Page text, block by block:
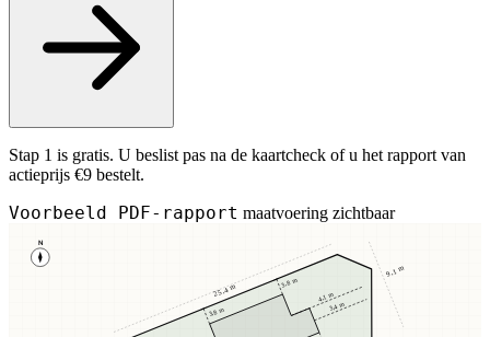
Stap 1 is gratis. U beslist pas na de kaartcheck of u het rapport van
actieprijs €9 bestelt.
Voorbeeld PDF-rapport maatvoering zichtbaar
N
3,8 m
3,8 m
3,4 m
4,1 m
25,4 m
9,1 m